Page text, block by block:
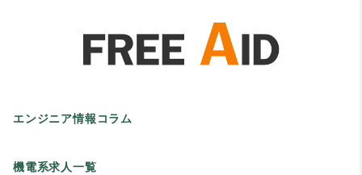
エンジニア情報コラム
機電系求人一覧